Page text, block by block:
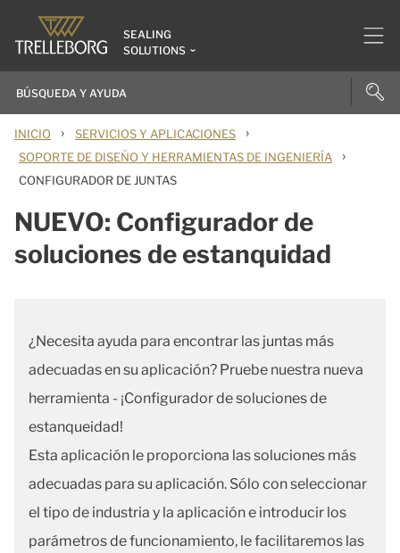
SEALING
SOLUTIONS
INICIO › SERVICIOS Y APLICACIONES ›
SOPORTE DE DISEÑO Y HERRAMIENTAS DE INGENIERÍA ›
CONFIGURADOR DE JUNTAS
NUEVO: Configurador de
soluciones de estanquidad
¿Necesita ayuda para encontrar las juntas más
adecuadas en su aplicación? Pruebe nuestra nueva
herramienta - ¡Configurador de soluciones de
estanqueidad!
Esta aplicación le proporciona las soluciones más
adecuadas para su aplicación. Sólo con seleccionar
el tipo de industria y la aplicación e introducir los
parámetros de funcionamiento, le facilitaremos las